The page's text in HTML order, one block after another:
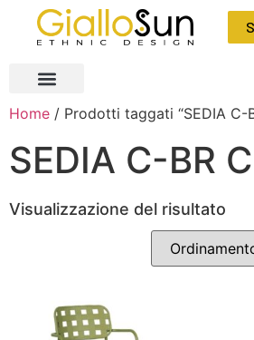
Home / Prodotti taggati “SEDIA C-
SEDIA C-BR
Visualizzazione del risultato